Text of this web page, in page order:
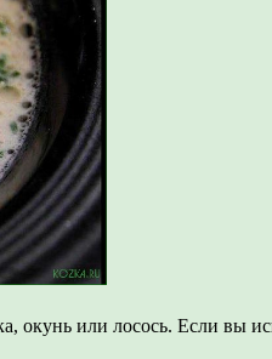
окунь или лосось. Если вы